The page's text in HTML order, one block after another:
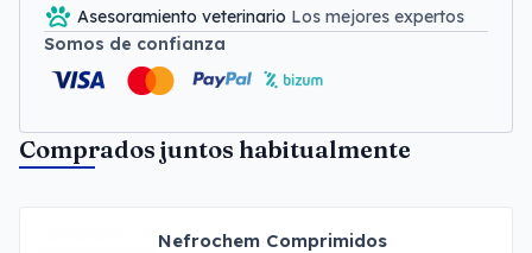
Asesoramiento veterinario Los mejores expertos
Somos de confianza
Comprados juntos habitualmente
Nefrochem Comprimidos